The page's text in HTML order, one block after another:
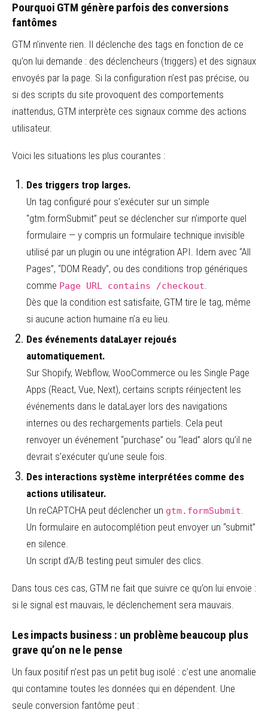
Pourquoi GTM génère parfois des conversions
fantômes
GTM n’invente rien. Il déclenche des tags en fonction de ce
qu’on lui demande : des déclencheurs (triggers) et des signaux
envoyés par la page. Si la configuration n’est pas précise, ou
si des scripts du site provoquent des comportements
inattendus, GTM interprète ces signaux comme des actions
utilisateur.
Voici les situations les plus courantes :
Des triggers trop larges.
Un tag configuré pour s’exécuter sur un simple
“gtm.formSubmit” peut se déclencher sur n’importe quel
formulaire — y compris un formulaire technique invisible
utilisé par un plugin ou une intégration API. Idem avec “All
Pages”, “DOM Ready”, ou des conditions trop génériques
comme Page URL contains /checkout.
Dès que la condition est satisfaite, GTM tire le tag, même
si aucune action humaine n’a eu lieu.
Des événements dataLayer rejoués
automatiquement.
Sur Shopify, Webflow, WooCommerce ou les Single Page
Apps (React, Vue, Next), certains scripts réinjectent les
événements dans le dataLayer lors des navigations
internes ou des rechargements partiels. Cela peut
renvoyer un événement “purchase” ou “lead” alors qu’il ne
devrait s’exécuter qu’une seule fois.
Des interactions système interprétées comme des
actions utilisateur.
Un reCAPTCHA peut déclencher un gtm.formSubmit.
Un formulaire en autocomplétion peut envoyer un “submit”
en silence.
Un script d’A/B testing peut simuler des clics.
Dans tous ces cas, GTM ne fait que suivre ce qu’on lui envoie :
si le signal est mauvais, le déclenchement sera mauvais.
Les impacts business : un problème beaucoup plus
grave qu’on ne le pense
Un faux positif n’est pas un petit bug isolé : c’est une anomalie
qui contamine toutes les données qui en dépendent. Une
seule conversion fantôme peut :